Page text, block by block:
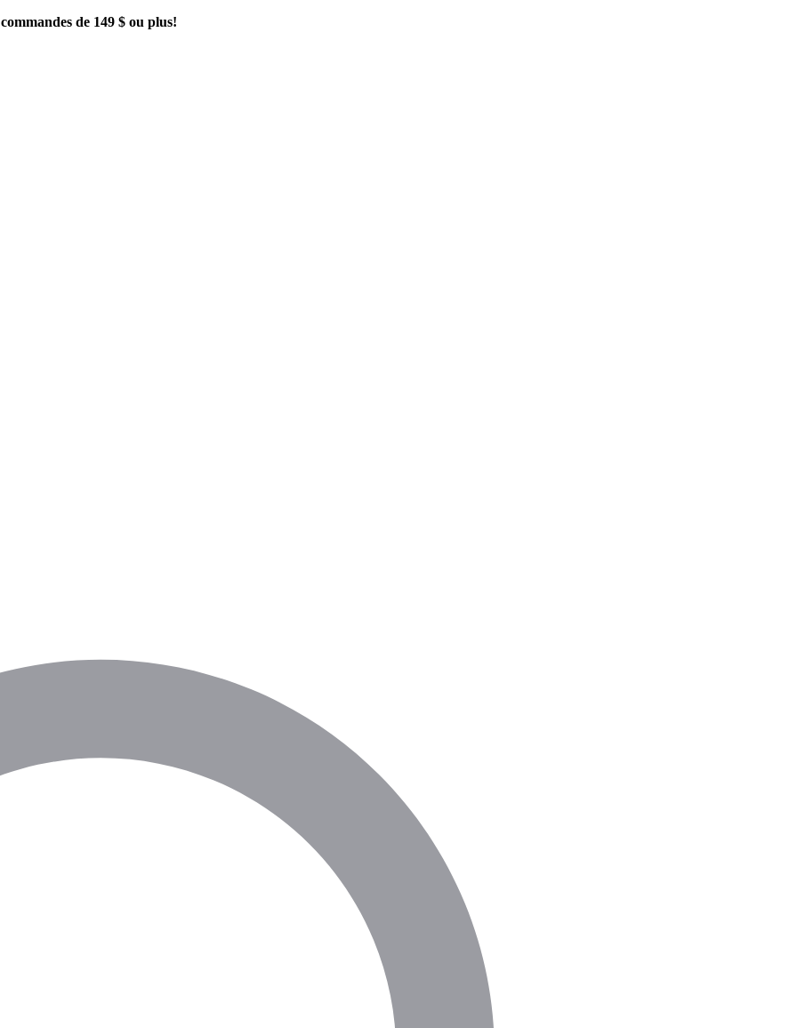
de 149 $ ou plus!